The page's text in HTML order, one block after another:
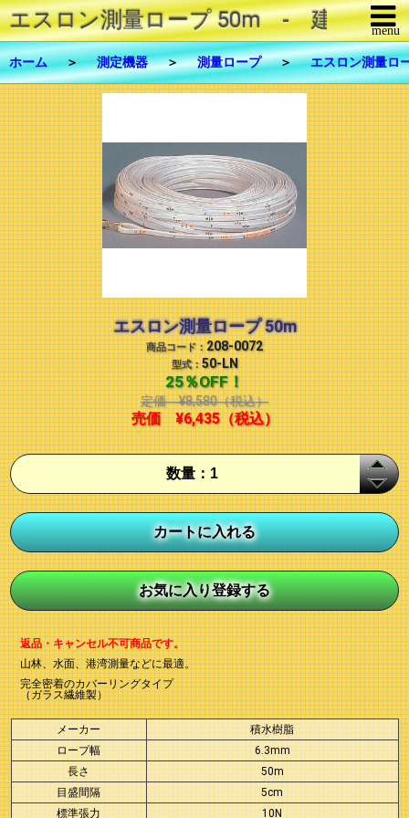
エスロン測量ロープ 50m - 建築・測menu
メニューを閉じる
商品一覧
修理・メンテナンス
FAX注文
お問合せ
ご利用について
リンク
会社概要
ホーム ＞ 測定機器 ＞ 測量ロープ ＞ エスロン測量ロ
エスロン測量ロープ 50m
商品コード：208-0072
型式：50-LN
25％OFF！
定価¥8,580（税込）
売価¥6,435（税込）
返品・キャンセル不可商品です。
山林、水面、港湾測量などに最適。
完全密着のカバーリングタイプ
（ガラス繊維製）
メーカー
積水樹脂
ロープ幅
6.3mm
長さ
50m
目盛間隔
5cm
標準張力
10N